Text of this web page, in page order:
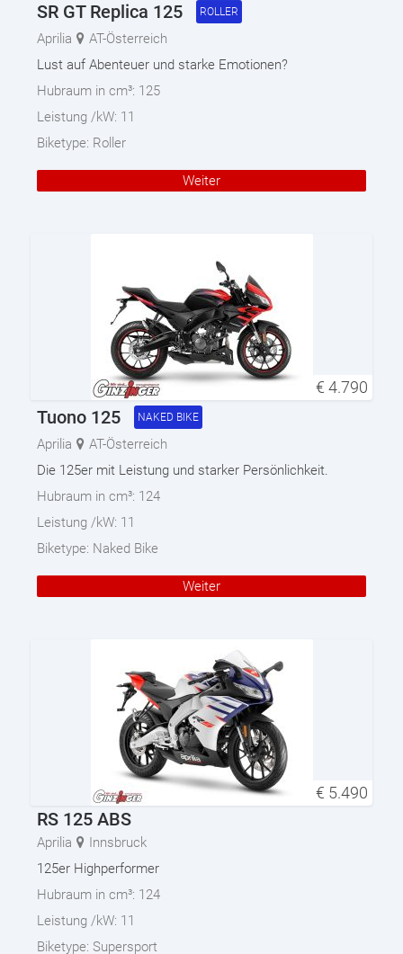
SR GT Replica 125 ROLLER
Aprilia
AT-Österreich
Lust auf Abenteuer und starke Emotionen?
Hubraum in cm³: 125
Leistung /kW: 11
Biketype: Roller
Weiter
€ 4.790
Tuono 125 NAKED BIKE
Aprilia
AT-Österreich
Die 125er mit Leistung und starker Persönlichkeit.
Hubraum in cm³: 124
Leistung /kW: 11
Biketype: Naked Bike
Weiter
€ 5.490
RS 125 ABS
Aprilia
Innsbruck
125er Highperformer
Hubraum in cm³: 124
Leistung /kW: 11
Biketype: Supersport